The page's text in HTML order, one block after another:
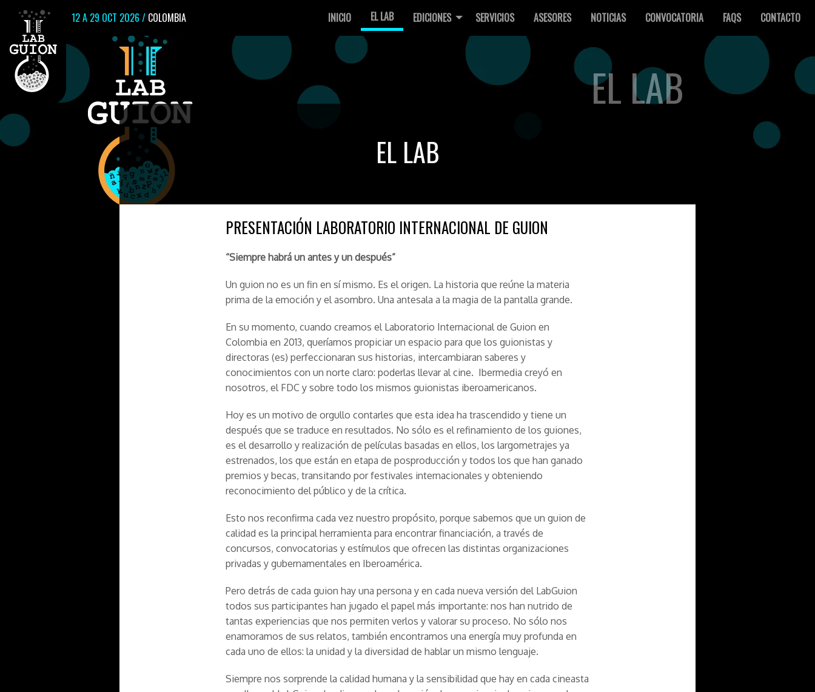
12 A 29 OCT 2026 / COLOMBIA INICIO EL LAB EDICIONES SERVICIOS ASESORES NOTICIAS CONVOCATORIA FAQS CONTACTO
EL LAB
EL LAB
PRESENTACIÓN LABORATORIO INTERNACIONAL DE GUION
“Siempre habrá un antes y un después”
Un guion no es un fin en sí mismo. Es el origen. La historia que reúne la materia
prima de la emoción y el asombro. Una antesala a la magia de la pantalla grande.
En su momento, cuando creamos el Laboratorio Internacional de Guion en
Colombia en 2013, queríamos propiciar un espacio para que los guionistas y
directoras (es) perfeccionaran sus historias, intercambiaran saberes y
conocimientos con un norte claro: poderlas llevar al cine. Ibermedia creyó en
nosotros, el FDC y sobre todo los mismos guionistas iberoamericanos.
Hoy es un motivo de orgullo contarles que esta idea ha trascendido y tiene un
después que se traduce en resultados. No sólo es el refinamiento de los guiones,
es el desarrollo y realización de películas basadas en ellos, los largometrajes ya
estrenados, los que están en etapa de posproducción y todos los que han ganado
premios y becas, transitando por festivales internacionales y obteniendo
reconocimiento del público y de la crítica.
Esto nos reconfirma cada vez nuestro propósito, porque sabemos que un guion de
calidad es la principal herramienta para encontrar financiación, a través de
concursos, convocatorias y estímulos que ofrecen las distintas organizaciones
privadas y gubernamentales en Iberoamérica.
Pero detrás de cada guion hay una persona y en cada nueva versión del LabGuion
todos sus participantes han jugado el papel más importante: nos han nutrido de
tantas experiencias que nos permiten verlos y valorar su proceso. No sólo nos
enamoramos de sus relatos, también encontramos una energía muy profunda en
cada uno de ellos: la unidad y la diversidad de hablar un mismo lenguaje.
Siempre nos sorprende la calidad humana y la sensibilidad que hay en cada cineasta